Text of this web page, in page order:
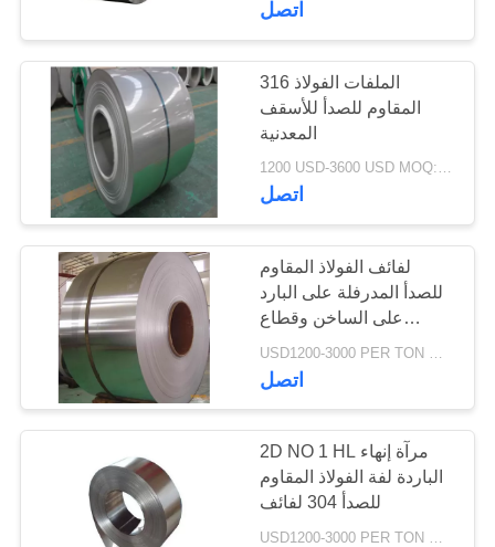
أنابيب مستديرة من
الفولاذ المقاوم للصدأ
41
شريط الجولة الفولاذ
المقاوم للصدأ
اتصل
316 الملفات الفولاذ
المقاوم للصدأ للأسقف
المعدنية
1200 USD-3600 USD MOQ:500 كلغ
اتصل
لفائف الفولاذ المقاوم
للصدأ المدرفلة على البارد
على الساخن وقطاع
الدرجة
201202304316410430
اتصل
2D NO 1 HL مرآة إنهاء
الباردة لفة الفولاذ المقاوم
للصدأ 304 لفائف
USD1200-3000 PER TON MOQ:1TON